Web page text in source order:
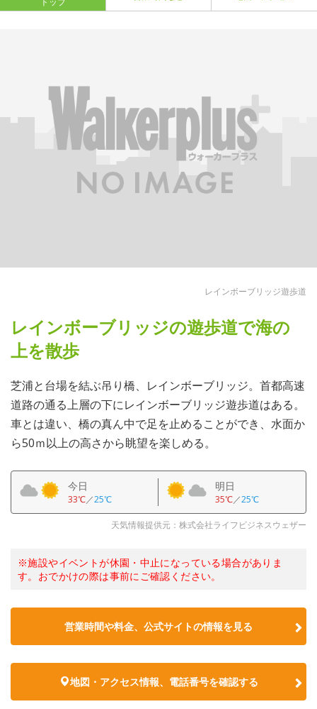
レインボーブリッジ遊歩道
レインボーブリッジの遊歩道で海の
上を散歩
芝浦と台場を結ぶ吊り橋、レインボーブリッジ。首都高速
道路の通る上層の下にレインボーブリッジ遊歩道はある。
車とは違い、橋の真ん中で足を止めることができ、水面か
ら50ｍ以上の高さから眺望を楽しめる。
今日
33℃／25℃
明日
35℃／25℃
天気情報提供元：株式会社ライフビジネスウェザー
※施設やイベントが休園・中止になっている場合がありま
す。おでかけの際は事前にご確認ください。
営業時間や料金、公式サイトの情報を見る
地図・アクセス情報、電話番号を確認する